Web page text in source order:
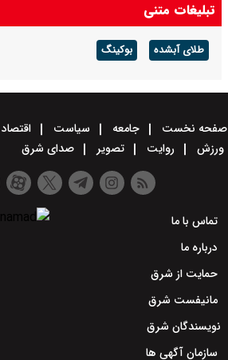
تبلیغات متنی
طلای آبشده بوکینگ
صفحه نخست جامعه سیاست اقتصاد
ورزش
روایت تصویر صدای شرق
تماس با ما
درباره ما
حمایت از شرق
مانیفست شرق
نویسندگان شرق
سازمان آگهی ها